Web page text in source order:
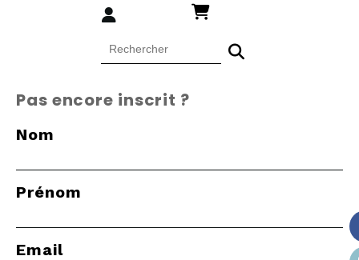
Pas encore inscrit ?
Nom
Prénom
Email